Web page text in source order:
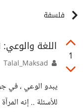
فلسفة
1
اللغة
يبدو الوعي ، في
للأسئلة .. إنه